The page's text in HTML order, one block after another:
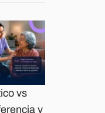
vs
y